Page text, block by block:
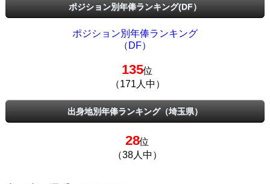
ポジション別年俸ランキング(DF）
ポジション別年俸ランキング
（DF）
135位
（171人中）
出身地別年俸ランキング（埼玉県）
28位
（38人中）